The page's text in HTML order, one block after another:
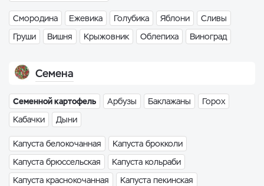
Смородина Ежевика Голубика Яблони
Сливы
Груши
Вишня Крыжовник Облепиха Виноград
Семена
Семенной картофель Арбузы Баклажаны
Горох
Кабачки
Дыни
Капуста белокочанная
Капуста брокколи
Капуста брюссельская
Капуста кольраби
Капуста краснокочанная
Капуста пекинская